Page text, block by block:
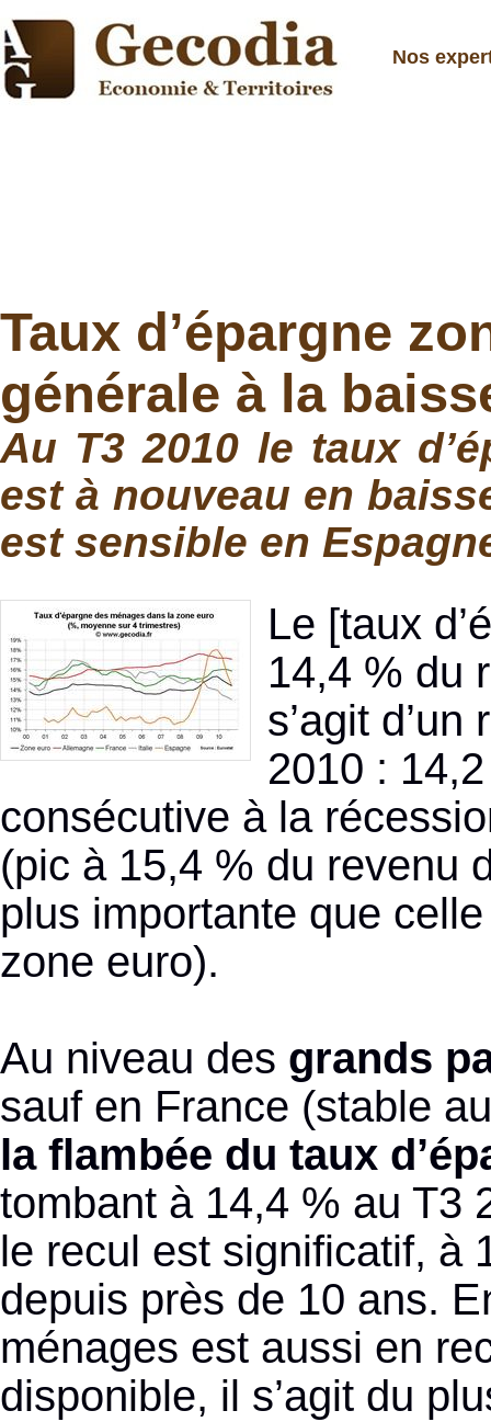
Nos
Taux d’épargne
générale à la
Au T3 2010 le taux
est à nouveau en
est sensible en
Le [taux
14,4 % du
s’agit
2010 :
consécutive à la
(pic à 15,4 % du revenu
plus importante que
zone euro).
Au niveau des grands
sauf en France (stable
la flambée du taux
tombant à 14,4 % au T3
le recul est significatif, à
depuis près de 10 ans.
ménages est aussi en
disponible, il s’agit du